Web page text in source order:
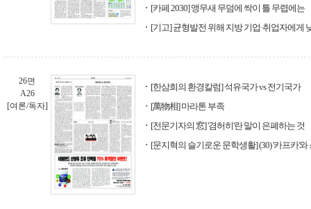
[카페 2030] 앵무새 무덤에 싹이 틀 무렵에는
[기고] 균형발전 위해 지방 기업·취업자에게
26면
A26
[여론/독자]
[한삼희의 환경칼럼] 석유국가 vs 전기국가
[萬物相] 마라톤 부족
[전문기자의 窓] '겸허히'란 말이 은폐하는 것
[문지혁의 슬기로운 문학생활] (30) '카프카'